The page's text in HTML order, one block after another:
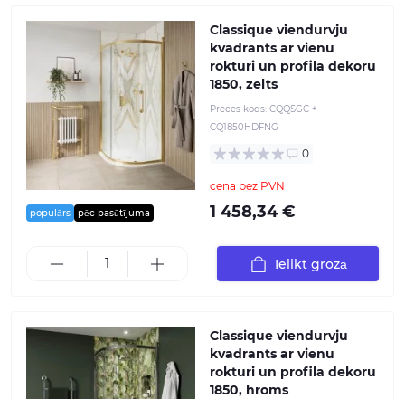
populārs pēc pasūtījuma
Classique viendurvju
kvadrants ar vienu
rokturi un profila dekoru
1850, zelts
Preces kods: CQQSGC +
CQ1850HDFNG
0
cena bez PVN
1 458,34 €
Ielikt grozā
Classique viendurvju
kvadrants ar vienu
rokturi un profila dekoru
1850, hroms